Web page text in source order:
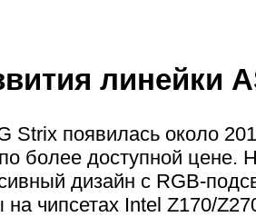
линейки
Strix появилась около
более доступной цене.
дизайн с RGB-
на чипсетах Intel Z170/